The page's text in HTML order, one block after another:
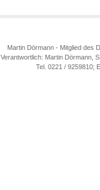
Martin Dörmann - Mitglied des
Verantwortlich: Martin Dörmann,
Tel. 0221 / 9259810;